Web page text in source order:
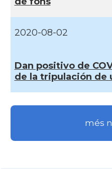
2020-08-02
Dan positivo de
de la tripulación de
més